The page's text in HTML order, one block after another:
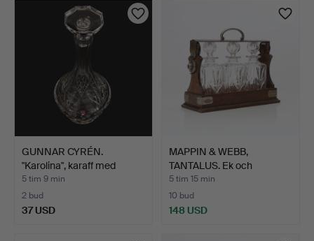
GUNNAR CYRÉN.
"Karolina", karaff med
propp…
5 tim 9 min
2 bud
37 USD
MAPPIN & WEBB,
TANTALUS. Ek och
förkromad …
5 tim 15 min
10 bud
148 USD